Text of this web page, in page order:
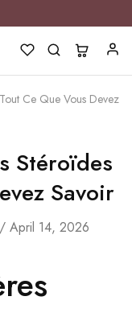
Ce Que Vous Devez
Stéroïdes
Savoir
April 14, 2026